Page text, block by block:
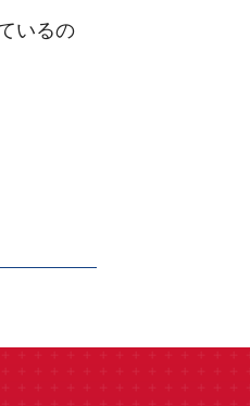
いるの